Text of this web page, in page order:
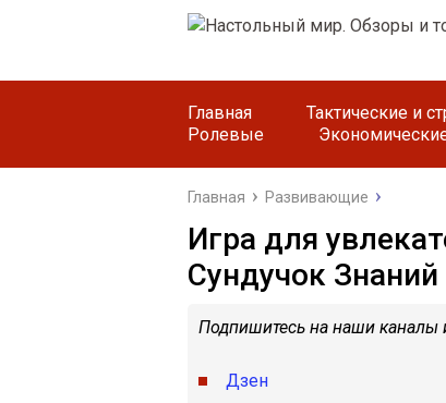
Главная Тактические и
Ролевые
Главная Развивающие
Игра для
Сундучок Знаний
Подпишитесь на наши каналы
Дзен